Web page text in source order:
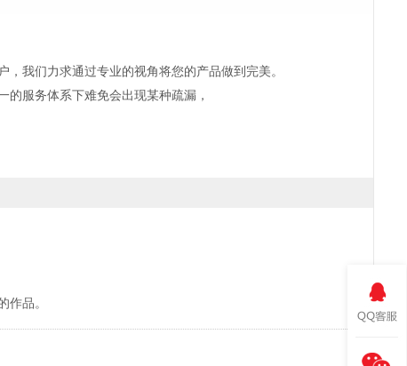
我们力求通过专业的视角将您的产品做到完美。
服务体系下难免会出现某种疏漏，
作品。